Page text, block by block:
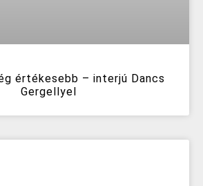
értékesebb – interjú Dancs
Gergellyel